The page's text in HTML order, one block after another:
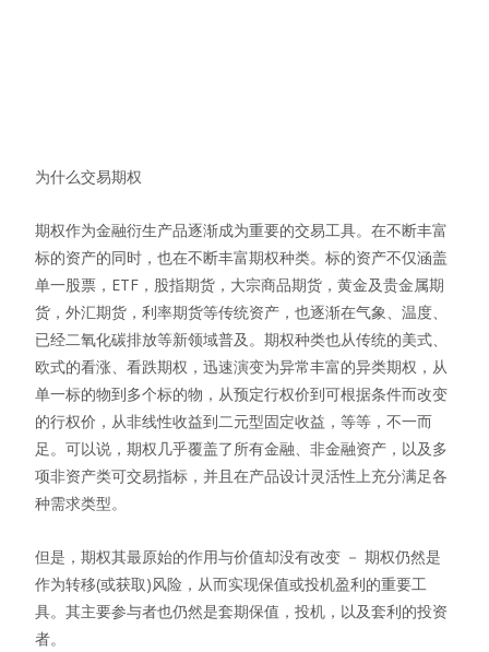
为什么交易期权
期权作为金融衍生产品逐渐成为重要的交易工具。在不断丰富
标的资产的同时，也在不断丰富期权种类。标的资产不仅涵盖
单一股票，ETF，股指期货，大宗商品期货，黄金及贵金属期
货，外汇期货，利率期货等传统资产，也逐渐在气象、温度、
已经二氧化碳排放等新领域普及。期权种类也从传统的美式、
欧式的看涨、看跌期权，迅速演变为异常丰富的异类期权，从
单一标的物到多个标的物，从预定行权价到可根据条件而改变
的行权价，从非线性收益到二元型固定收益，等等，不一而
足。可以说，期权几乎覆盖了所有金融、非金融资产，以及多
项非资产类可交易指标，并且在产品设计灵活性上充分满足各
种需求类型。
但是，期权其最原始的作用与价值却没有改变 － 期权仍然是
作为转移(或获取)风险，从而实现保值或投机盈利的重要工
具。其主要参与者也仍然是套期保值，投机，以及套利的投资
者。